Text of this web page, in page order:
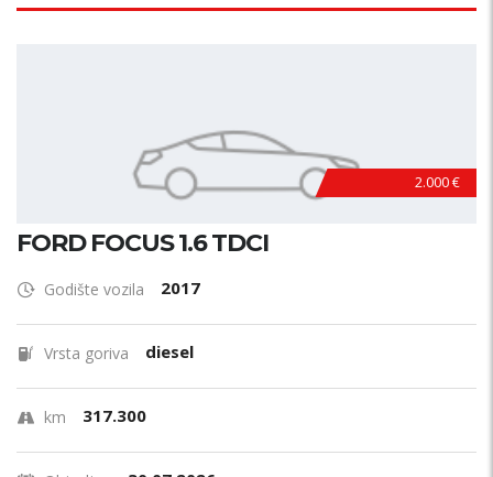
2.000 €
FORD FOCUS 1.6 TDCI
Godište vozila 2017
Vrsta goriva diesel
km 317.300